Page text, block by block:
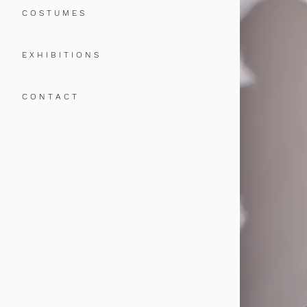
C O S T U M E S
E X H I B I T I O N S
C O N T A C T